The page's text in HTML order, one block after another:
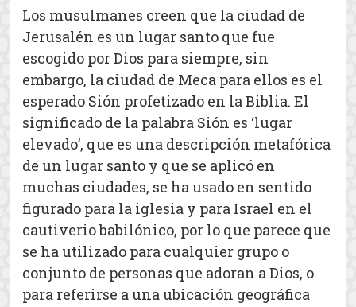
Los musulmanes creen que la ciudad de
Jerusalén es un lugar santo que fue
escogido por Dios para siempre, sin
embargo, la ciudad de Meca para ellos es el
esperado Sión profetizado en la Biblia. El
significado de la palabra Sión es ‘lugar
elevado’, que es una descripción metafórica
de un lugar santo y que se aplicó en
muchas ciudades, se ha usado en sentido
figurado para la iglesia y para Israel en el
cautiverio babilónico, por lo que parece que
se ha utilizado para cualquier grupo o
conjunto de personas que adoran a Dios, o
para referirse a una ubicación geográfica